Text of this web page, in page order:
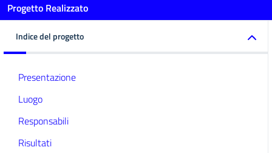
Progetto Realizzato
Indice del progetto
Presentazione
Luogo
Responsabili
Risultati